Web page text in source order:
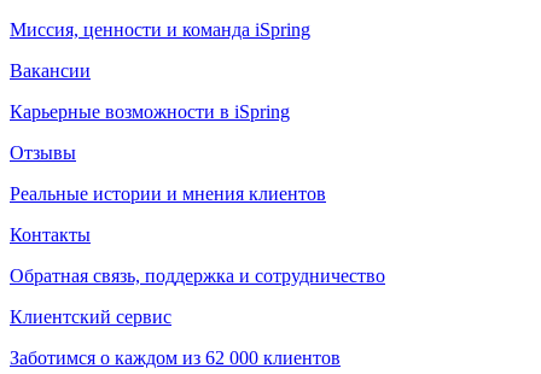
Миссия, ценности и команда iSpring
Вакансии
Карьерные возможности в iSpring
Отзывы
Реальные истории и мнения клиентов
Контакты
Обратная связь, поддержка и сотрудничество
Клиентский сервис
Заботимся о каждом из 62 000 клиентов